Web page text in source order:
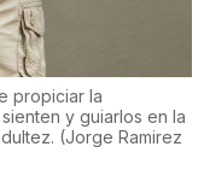
propiciar la
y guiarlos en la
(Jorge Ramirez